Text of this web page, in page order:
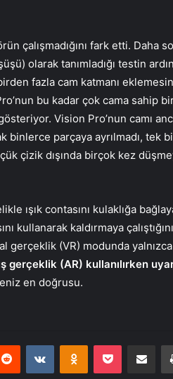
çalışmadığını fark etti. Daha
olarak tanımladığı testin
fazla cam katmanı
bu kadar çok cama sahip
Vision Pro’nun camı
binlerce parçaya ayrılmadı, tek
çizik dışında birçok kez
ışık contasını kulaklığa
kullanarak kaldırmaya
gerçeklik (VR) modunda
gerçeklik (AR) kullanılırken
en doğrusu.
Reddit VKontakteOdnoklassniki
Pocket E-Posta